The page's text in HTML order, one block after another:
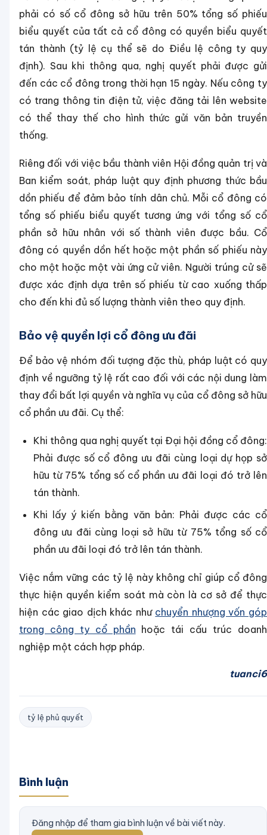
phải có số cổ đông sở hữu trên 50% tổng số phiếu
biểu quyết của tất cả cổ đông có quyền biểu quyết
tán thành (tỷ lệ cụ thể sẽ do Điều lệ công ty quy
định). Sau khi thông qua, nghị quyết phải được gửi
đến các cổ đông trong thời hạn 15 ngày. Nếu công ty
có trang thông tin điện tử, việc đăng tải lên website
có thể thay thế cho hình thức gửi văn bản truyền
thống.
Riêng đối với việc bầu thành viên Hội đồng quản trị và
Ban kiểm soát, pháp luật quy định phương thức bầu
dồn phiếu để đảm bảo tính dân chủ. Mỗi cổ đông có
tổng số phiếu biểu quyết tương ứng với tổng số cổ
phần sở hữu nhân với số thành viên được bầu. Cổ
đông có quyền dồn hết hoặc một phần số phiếu này
cho một hoặc một vài ứng cử viên. Người trúng cử sẽ
được xác định dựa trên số phiếu từ cao xuống thấp
cho đến khi đủ số lượng thành viên theo quy định.
Bảo vệ quyền lợi cổ đông ưu đãi
Để bảo vệ nhóm đối tượng đặc thù, pháp luật có quy
định về ngưỡng tỷ lệ rất cao đối với các nội dung làm
thay đổi bất lợi quyền và nghĩa vụ của cổ đông sở hữu
cổ phần ưu đãi. Cụ thể:
Khi thông qua nghị quyết tại Đại hội đồng cổ đông:
Phải được số cổ đông ưu đãi cùng loại dự họp sở
hữu từ 75% tổng số cổ phần ưu đãi loại đó trở lên
tán thành.
Khi lấy ý kiến bằng văn bản: Phải được các cổ
đông ưu đãi cùng loại sở hữu từ 75% tổng số cổ
phần ưu đãi loại đó trở lên tán thành.
Việc nắm vững các tỷ lệ này không chỉ giúp cổ đông
thực hiện quyền kiểm soát mà còn là cơ sở để thực
hiện các giao dịch khác như chuyển nhượng vốn góp
trong công ty cổ phần hoặc tái cấu trúc doanh
nghiệp một cách hợp pháp.
tuanci6
tỷ lệ phủ quyết
Bình luận
Đăng nhập để tham gia bình luận về bài viết này.